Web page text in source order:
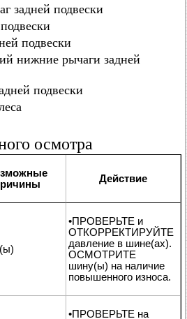
задней подвески
подвески
нижние рычаги задней
подвески
осмотра
Действие
•ПРОВЕРЬТЕ и
ОТКОРРЕКТИРУЙТЕ
давление в шине(ах).
ОСМОТРИТЕ
шину(ы) на наличие
повышенного износа.
•ПРОВЕРЬТЕ на